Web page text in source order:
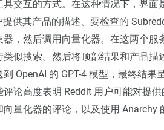
交互的方式。在这种情况下，界面
提供其产品的描述、要检查的
器，然后调用向量化器。在这两个服
类似搜索。然后将顶部结果和产品
OpenAI 的 GPT-4 模型，最终结
论高度表明 Reddit 用户可能对提
量化器的评论，以及使用 Anarchy